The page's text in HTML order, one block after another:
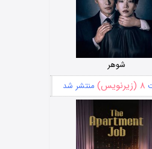
شوهر
۸ (زیرنویس) منتشر شد